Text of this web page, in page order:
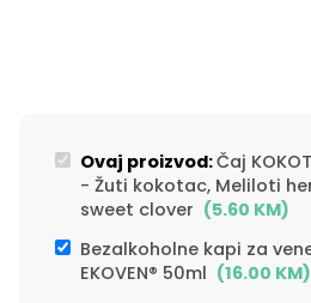
Ovaj proizvod:Čaj
- Žuti kokotac, Meliloti
sweet clover (5.60 KM)
Bezalkoholne kapi za
EKOVEN® 50ml (16.00 KM)